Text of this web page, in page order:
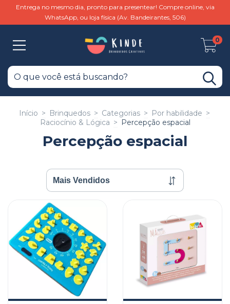
Entrega no mesmo dia, pronto para presentear! Compre online, via
WhatsApp, ou loja física (Av. Bandeirantes, 506)
0
Início > Brinquedos > Categorias > Por habilidade >
Raciocínio & Lógica > Percepção espacial
Percepção espacial